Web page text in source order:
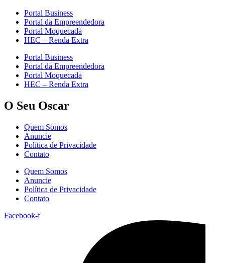
Portal Business
Portal da Empreendedora
Portal Moquecada
HEC – Renda Extra
Portal Business
Portal da Empreendedora
Portal Moquecada
HEC – Renda Extra
O Seu Oscar
Quem Somos
Anuncie
Política de Privacidade
Contato
Quem Somos
Anuncie
Política de Privacidade
Contato
Facebook-f